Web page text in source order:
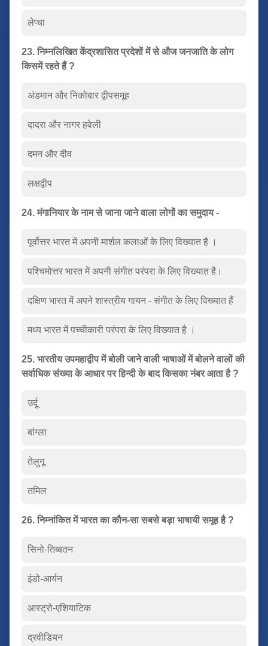
लेप्चा
23. निम्नलिखित केंद्रशासित प्रदेशों में से औज जनजाति के लोग
किसमें रहते हैं ?
अंडमान और निकोबार द्वीपसमूह
दादरा और नागर हवेली
दमन और दीव
लक्षद्वीप
24. मंगानियार के नाम से जाना जाने वाला लोगों का समुदाय -
पूर्वोत्तर भारत में अपनी मार्शल कलाओं के लिए विख्यात है ।
पश्चिमोत्तर भारत में अपनी संगीत परंपरा के लिए विख्यात है।
दक्षिण भारत में अपने शास्त्रीय गायन - संगीत के लिए विख्यात हैं
मध्य भारत में पच्चीकारी परंपरा के लिए विख्यात है ।
25. भारतीय उपमहाद्वीप में बोली जाने वाली भाषाओं में बोलने वालों की
सर्वाधिक संख्या के आधार पर हिन्दी के बाद किसका नंबर आता है ?
उर्दू
बांग्ला
तेलुगू
तमिल
26. निम्नांकित में भारत का कौन-सा सबसे बड़ा भाषायी समूह है ?
सिनो-तिब्बतन
इंडो-आर्यन
आस्ट्रो-एशियाटिक
द्रवीडियन